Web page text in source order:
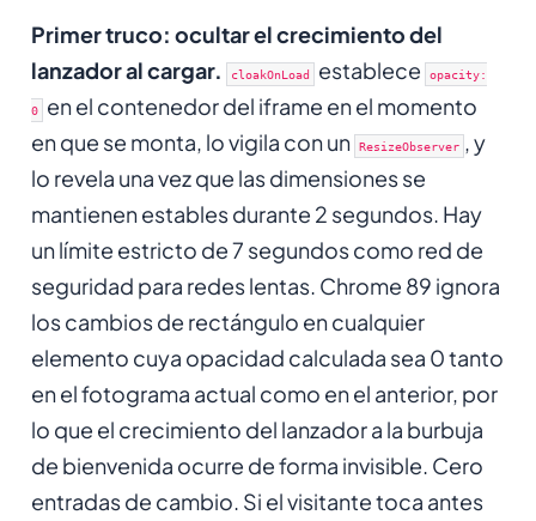
Primer truco: ocultar el crecimiento del
lanzador al cargar.
cloakOnLoad establece opacity:
0 en el contenedor del iframe en el momento
en que se monta, lo vigila con un ResizeObserver , y
lo revela una vez que las dimensiones se
mantienen estables durante 2 segundos. Hay
un límite estricto de 7 segundos como red de
seguridad para redes lentas. Chrome 89 ignora
los cambios de rectángulo en cualquier
elemento cuya opacidad calculada sea 0 tanto
en el fotograma actual como en el anterior, por
lo que el crecimiento del lanzador a la burbuja
de bienvenida ocurre de forma invisible. Cero
entradas de cambio. Si el visitante toca antes